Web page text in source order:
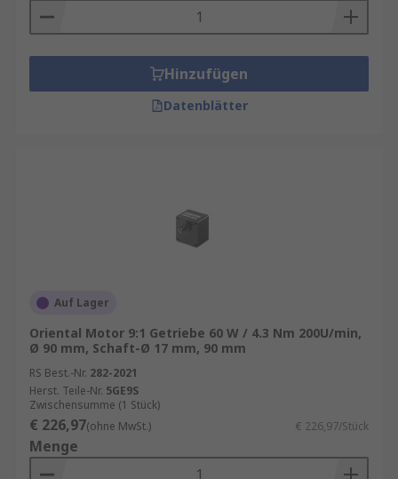
Hinzufügen
Datenblätter
Auf Lager
Oriental Motor 9:1 Getriebe 60 W / 4.3 Nm 200U/min,
Ø 90 mm, Schaft-Ø 17 mm, 90 mm
RS Best.-Nr. 282-2021
Herst. Teile-Nr. 5GE9S
Zwischensumme (1 Stück)
€ 226,97(ohne MwSt.) € 226,97/Stück
Menge